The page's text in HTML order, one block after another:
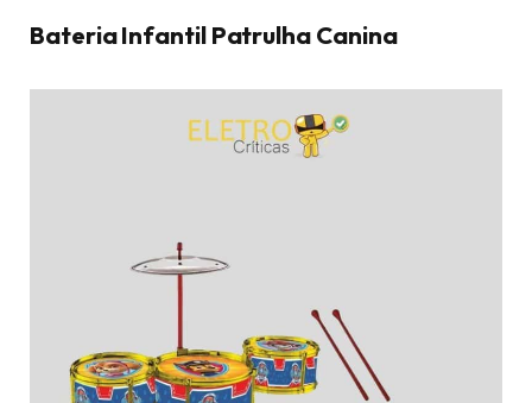
Bateria Infantil Patrulha Canina